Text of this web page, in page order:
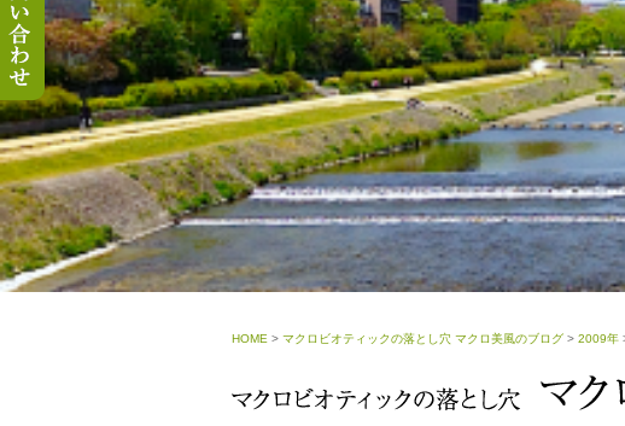
HOME > マクロビオティックの落とし穴 マクロ美風のブログ > 2009年